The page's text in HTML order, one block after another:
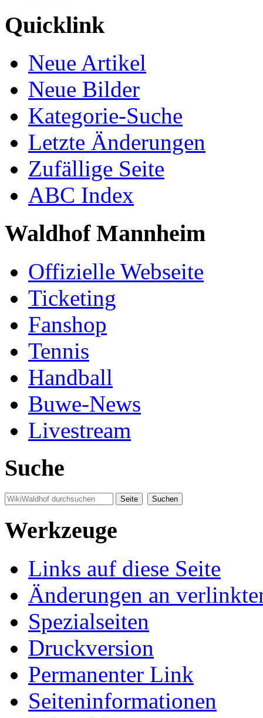
Quicklink
Neue Artikel
Neue Bilder
Kategorie-Suche
Letzte Änderungen
Zufällige Seite
ABC Index
Waldhof Mannheim
Offizielle Webseite
Ticketing
Fanshop
Tennis
Handball
Buwe-News
Livestream
Suche
Werkzeuge
Links auf diese Seite
Änderungen an
Spezialseiten
Druckversion
Permanenter Link
Seiten­informationen